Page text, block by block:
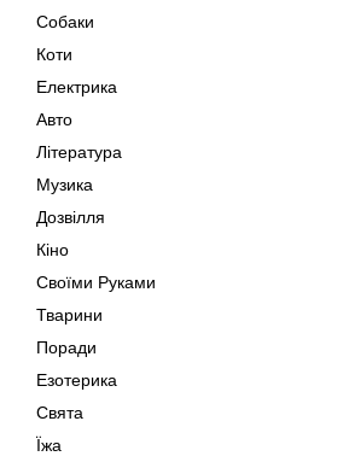
Собаки
Коти
Електрика
Авто
Література
Музика
Дозвілля
Кіно
Своїми Руками
Тварини
Поради
Езотерика
Свята
Їжа